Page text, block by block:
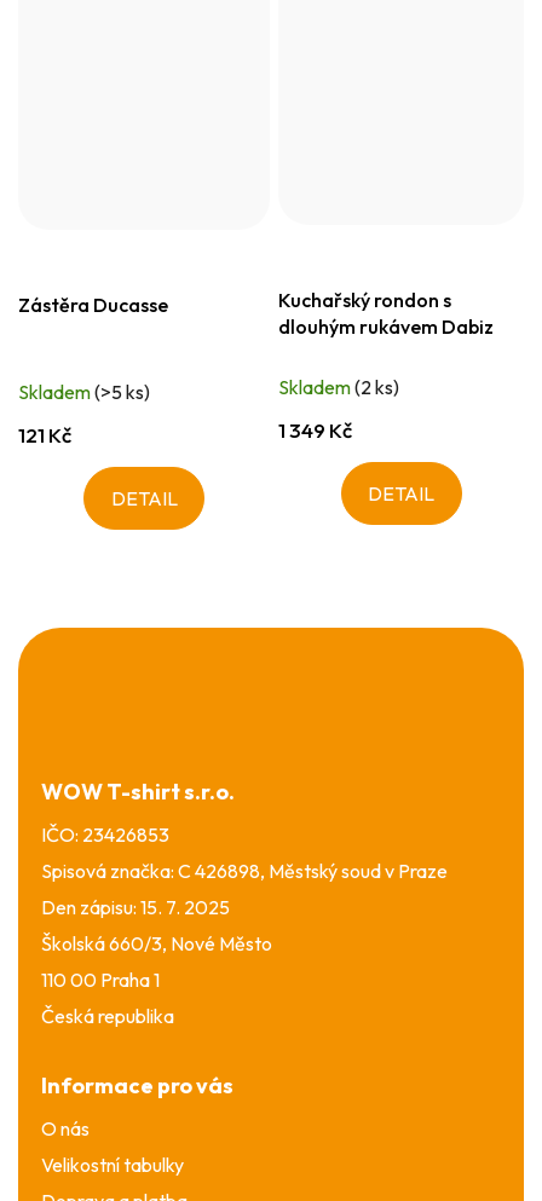
Zástěra Ducasse
Skladem(>5 ks)
121 Kč
DETAIL
Kuchařský rondon s
dlouhým rukávem Dabiz
Skladem(2 ks)
1 349 Kč
DETAIL
Z
á
WOW T-shirt s.r.o.
IČO: 23426853
Spisová značka: C 426898, Městský soud v Praze
Den zápisu: 15. 7. 2025
Školská 660/3, Nové Město
110 00 Praha 1
Česká republika
Informace pro vás
O nás
Velikostní tabulky